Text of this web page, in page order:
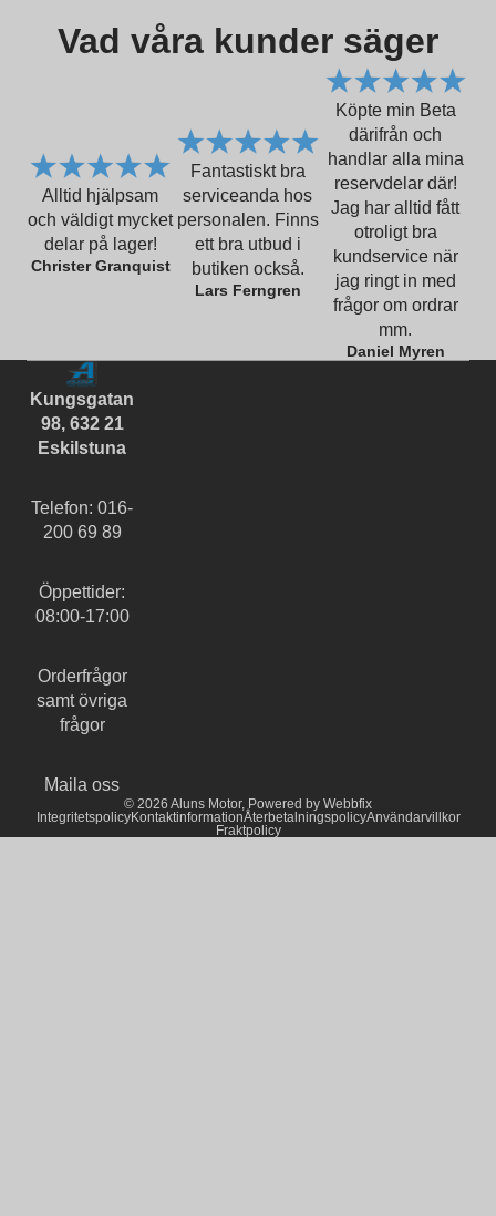
Vad våra kunder säger
Alltid hjälpsam
och väldigt mycket
delar på lager!
Christer Granquist
Fantastiskt bra
serviceanda hos
personalen. Finns
ett bra utbud i
butiken också.
Lars Ferngren
Köpte min Beta
därifrån och
handlar alla mina
reservdelar där!
Jag har alltid fått
otroligt bra
kundservice när
jag ringt in med
frågor om ordrar
mm.
Daniel Myren
Kungsgatan
98, 632 21
Eskilstuna
Telefon: 016-
200 69 89
Öppettider:
08:00-17:00
Orderfrågor
samt övriga
frågor
Maila oss
© 2026 Aluns Motor, Powered by Webbfix
IntegritetspolicyKontaktinformationÅterbetalningspolicyAnvändarvillkor
Fraktpolicy